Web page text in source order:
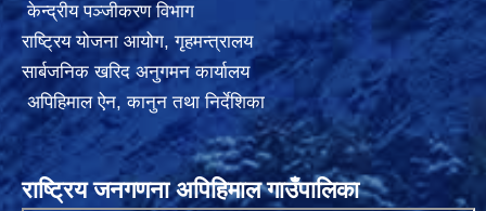
केन्द्रीय पञ्जीकरण विभाग
राष्ट्रिय योजना आयोग,गृहमन्त्रालय
सार्बजनिक खरिद अनुगमन कार्यालय
अपिहिमाल ऐन, कानुन तथा निर्देशिका
राष्ट्रिय जनगणना अपिहिमाल गाउँपालिका